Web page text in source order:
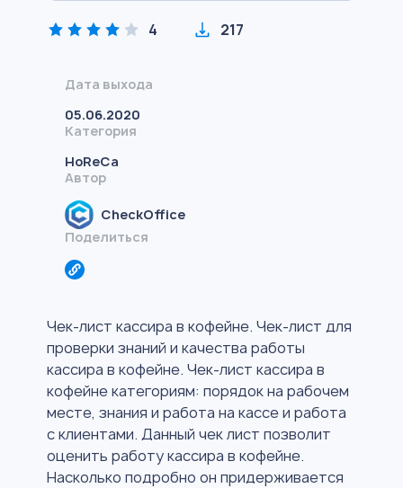
4 217
Дата выхода
05.06.2020
Категория
HoReCa
Автор
CheckOffice
Поделиться
Чек-лист кассира в кофейне. Чек-лист для
проверки знаний и качества работы
кассира в кофейне. Чек-лист кассира в
кофейне категориям: порядок на рабочем
месте, знания и работа на кассе и работа
с клиентами. Данный чек лист позволит
оценить работу кассира в кофейне.
Насколько подробно он придерживается